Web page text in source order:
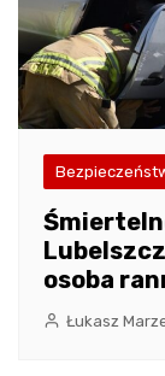
osoba
Łukasz